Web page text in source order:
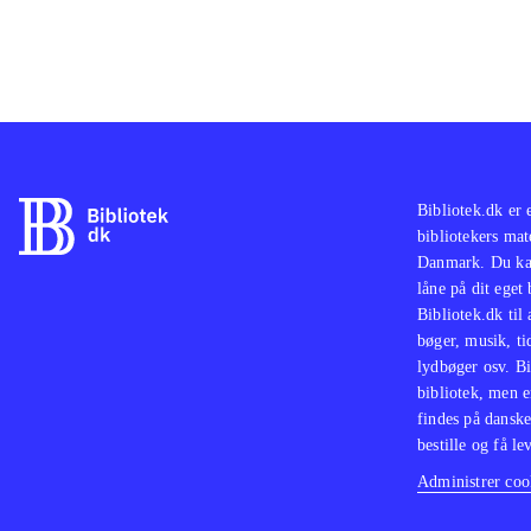
Bibliotek.dk er
bibliotekers
Danmark. Du
låne på dit
Bibliotek.dk til
bøger, musik,
lydbøger osv.
bibliotek, men
findes på
bestille og få
Administrer